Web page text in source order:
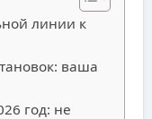
линии к
ваша
год: не